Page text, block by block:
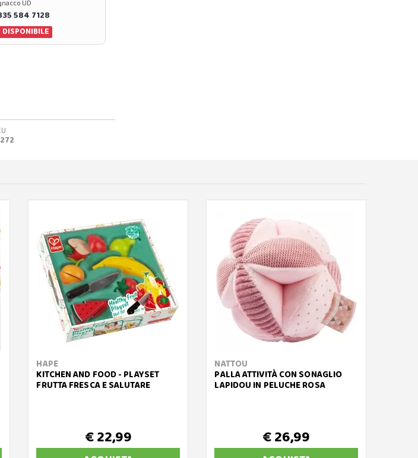
UD
584 7128
DISPONIBILE
HAPE
KITCHEN AND FOOD - PLAYSET
FRUTTA FRESCA E SALUTARE
€ 22,99
NATTOU
PALLA ATTIVITÀ CON SONAGLIO
LAPIDOU IN PELUCHE ROSA
€ 26,99